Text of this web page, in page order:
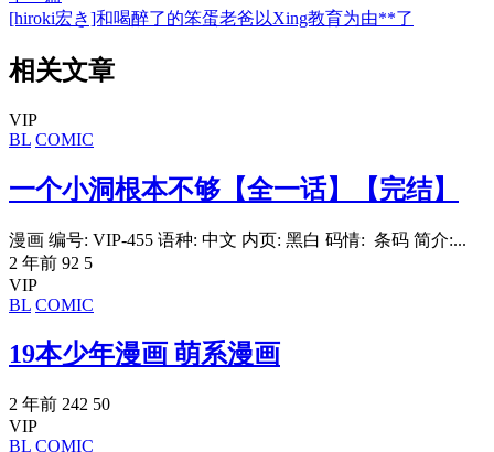
[hiroki宏き]和喝醉了的笨蛋老爸以Xing教育为由**了
相关文章
VIP
BL COMIC
一个小洞根本不够【全一话】【完结】
漫画 编号: VIP-455 语种: 中文 内页: 黑白 码情: 条码 简介:...
2 年前 92 5
VIP
BL COMIC
19本少年漫画 萌系漫画
2 年前 242 50
VIP
BL COMIC